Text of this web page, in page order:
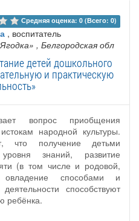
Средняя оценка: 0 (Всего: 0)
, воспитатель
, Белгородская обл
детей дошкольного
и практическую
вопрос приобщения
народной культуры.
что получение детьми
знаний, развитие
(в том числе и родовой,
способами и
способствуют
ребёнка.